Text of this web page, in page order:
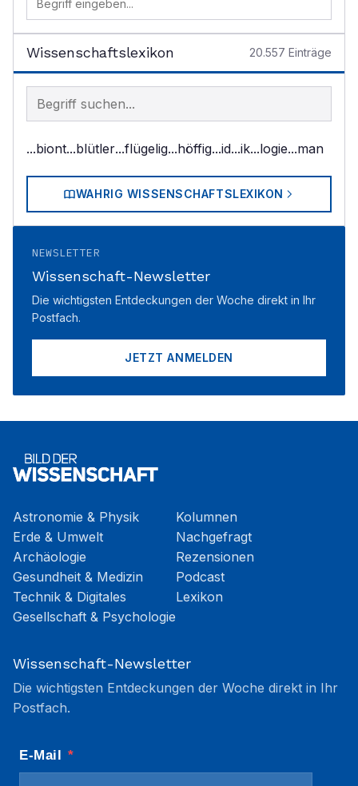
Wissenschaftslexikon 20.557 Einträge
Begriff im Lexikon suchen
...biont...blütler...flügelig...höffig...id...ik...logie...man
WAHRIG WISSENSCHAFTSLEXIKON
NEWSLETTER
Wissenschaft-Newsletter
Die wichtigsten Entdeckungen der Woche direkt in Ihr
Postfach.
JETZT ANMELDEN
Astronomie & Physik
Erde & Umwelt
Archäologie
Gesundheit & Medizin
Technik & Digitales
Gesellschaft & Psychologie
Kolumnen
Nachgefragt
Rezensionen
Podcast
Lexikon
Wissenschaft-Newsletter
Die wichtigsten Entdeckungen der Woche direkt in Ihr
Postfach.